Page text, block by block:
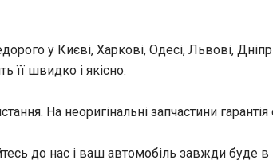
у Києві, Харкові, Одесі, Львові,
її швидко і якісно.
На неоригінальні запчастини гарантія
до нас і ваш автомобіль завжди буде в